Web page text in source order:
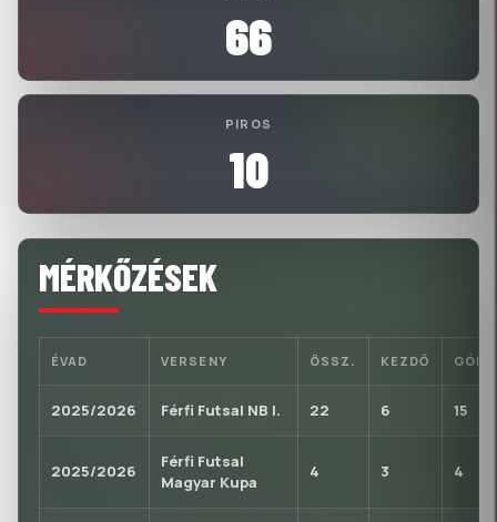
66
PIROS
10
MÉRKŐZÉSEK
ÉVAD VERSENY ÖSSZ. KEZDŐ GÓL
2025/2026 Férfi Futsal NB I. 22 6 15
2025/2026
Férfi Futsal
Magyar Kupa
4 3 4